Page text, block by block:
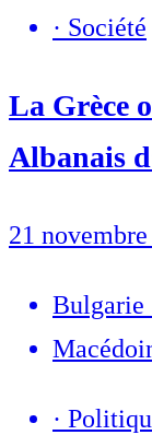
· Société
La Grèce
Albanais
21
Bulgarie
·